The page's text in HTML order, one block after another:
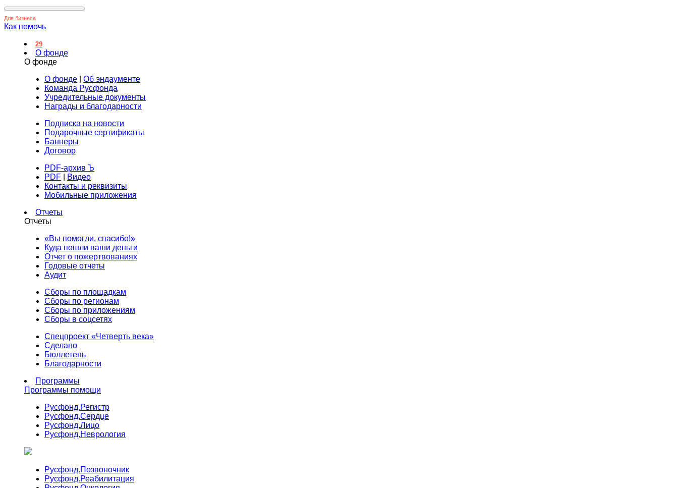
Для бизнеса
Как помочь
29
О фонде
О фонде
О фонде
Об эндаументе
Команда Русфонда
Учредительные документы
Награды и благодарности
Подписка на новости
Подарочные сертификаты
Баннеры
Договор
PDF-архив Ъ
PDF
Видео
Контакты и реквизиты
Мобильные приложения
Отчеты
Отчеты
«Вы помогли, спасибо!»
Куда пошли ваши деньги
Отчет о пожертвованиях
Годовые отчеты
Аудит
Сборы по площадкам
Сборы по регионам
Сборы по приложениям
Сборы в соцсетях
Спецпроект «Четверть века»
Сделано
Бюллетень
Благодарности
Программы
Программы помощи
Русфонд.Регистр
Русфонд.Сердце
Русфонд.Лицо
Русфонд.Неврология
Русфонд.Позвоночник
Русфонд.Реабилитация